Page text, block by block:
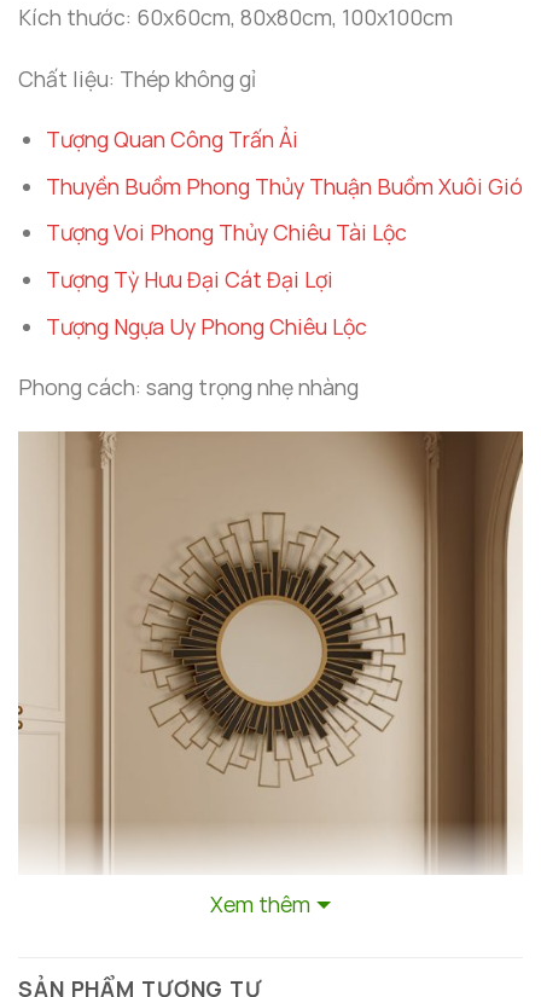
Kích thước: 60x60cm, 80x80cm, 100x100cm
Chất liệu: Thép không gỉ
Tượng Quan Công Trấn Ải
Thuyền Buồm Phong Thủy Thuận Buồm Xuôi Gió
Tượng Voi Phong Thủy Chiêu Tài Lộc
Tượng Tỳ Hưu Đại Cát Đại Lợi
Tượng Ngựa Uy Phong Chiêu Lộc
Phong cách: sang trọng nhẹ nhàng
Xem thêm
SẢN PHẨM TƯƠNG TỰ